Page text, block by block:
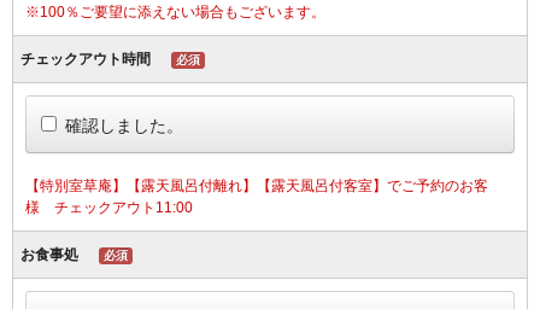
※100％ご要望に添えない場合もございます。
チェックアウト時間 必須
確認しました。
【特別室草庵】【露天風呂付離れ】【露天風呂付客室】でご予約のお客
様 チェックアウト11:00
お食事処 必須